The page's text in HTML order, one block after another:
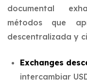
documental
métodos que
descentralizada y
Exchanges
intercambiar